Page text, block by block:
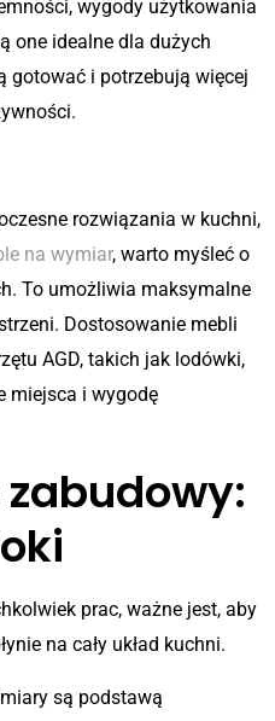
wygody użytkowania
one idealne dla dużych
gotować i potrzebują więcej
rozwiązania w kuchni,
na wymiar, warto myśleć o
To umożliwia maksymalne
Dostosowanie mebli
AGD, takich jak lodówki,
miejsca i wygodę
prac, ważne jest, aby
na cały układ kuchni.
są podstawą